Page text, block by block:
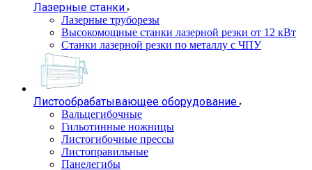
Лазерные станки
Лазерные труборезы
Высокомощные станки лазерной резки от 12 кВт
Станки лазерной резки по металлу с ЧПУ
Листообрабатывающее оборудование
Вальцегибочные
Гильотинные ножницы
Листогибочные прессы
Листоправильные
Панелегибы